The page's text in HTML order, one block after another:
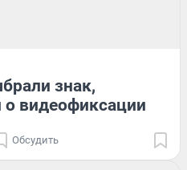
знак,
видеофиксации
Обсудить